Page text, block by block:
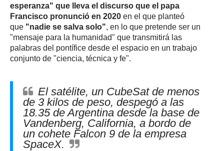
esperanza" que lleva el discurso que el papa
Francisco pronunció en 2020 en el que planteó
que "nadie se salva solo", en lo que pretende ser un
"mensaje para la humanidad" que transmitirá las
palabras del pontífice desde el espacio en un trabajo
conjunto de "ciencia, técnica y fe".
El satélite, un CubeSat de menos
de 3 kilos de peso, despegó a las
18.35 de Argentina desde la base de
Vandenberg, California, a bordo de
un cohete Falcon 9 de la empresa
SpaceX.